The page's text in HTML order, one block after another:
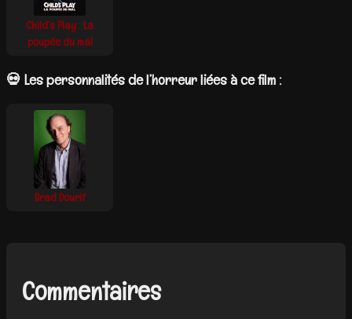
Child’s Play : La
poupée du mal
💀 Les personnalités de l’horreur liées à ce film :
Brad Dourif
Commentaires